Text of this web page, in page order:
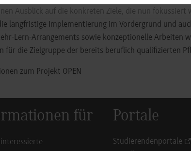
Ausblick auf die konkreten Ziele, die nun fokussiert
langfristige Implementierung im Vordergrund und
Lern-Arrangements sowie konzeptionelle Arbeiten
für die Zielgruppe der bereits beruflich qualifizierten
zum Projekt OPEN
für Portale
Studierendenportale